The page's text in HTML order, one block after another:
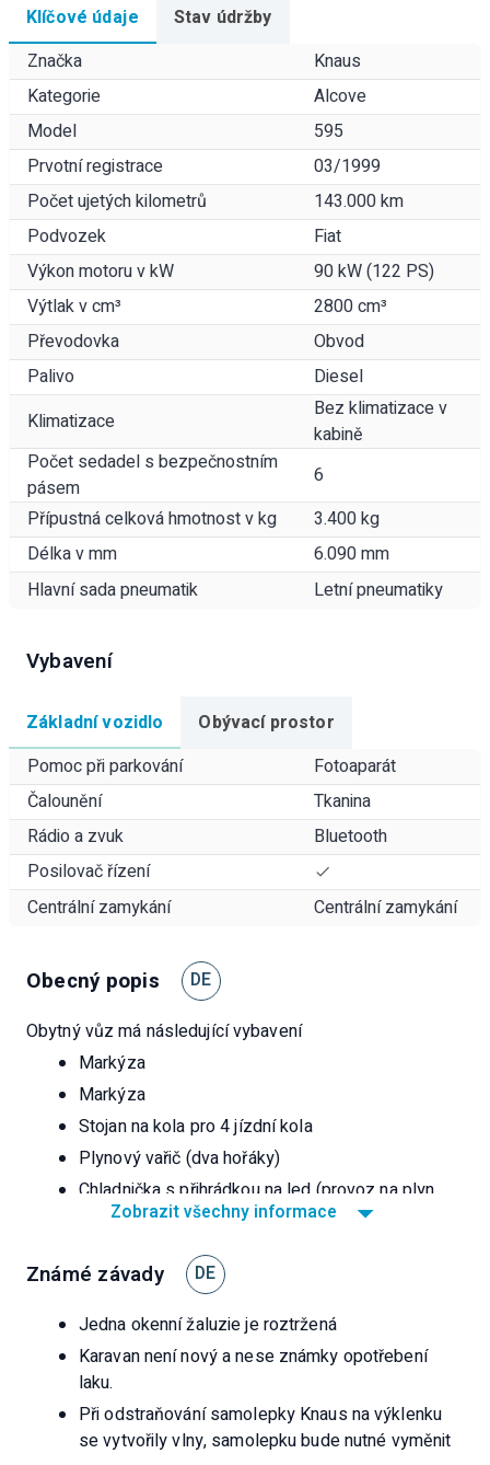
Klíčové údaje
Stav údržby
Značka
Knaus
Kategorie
Alcove
Model
595
Prvotní registrace
03/1999
Počet ujetých kilometrů
143.000 km
Podvozek
Fiat
Výkon motoru v kW
90 kW (122 PS)
Výtlak v cm³
2800 cm³
Převodovka
Obvod
Palivo
Diesel
Klimatizace
Bez klimatizace v
kabině
Počet sedadel s bezpečnostním
pásem
6
Přípustná celková hmotnost v kg
3.400 kg
Délka v mm
6.090 mm
Hlavní sada pneumatik
Letní pneumatiky
Vybavení
Základní vozidlo
Obývací prostor
Pomoc při parkování
Fotoaparát
Čalounění
Tkanina
Rádio a zvuk
Bluetooth
Posilovač řízení
Centrální zamykání
Centrální zamykání
Obecný popis DE
Obytný vůz má následující vybavení
Markýza
Markýza
Stojan na kola pro 4 jízdní kola
Plynový vařič (dva hořáky)
Chladnička s přihrádkou na led (provoz na plyn,
baterii nebo na břehu)
cirkulace vzduchu)
Letní pneumatiky s velmi dobrým vzorkem
Solární systém s regulátorem nabíjení a palubní
baterií
Pro novou technickou prohlídku byla vyměněna ložiska
předních kol. Kromě toho byl každý rok měněn olej a
Zobrazit všechny informace
Známé závady DE
Jedna okenní žaluzie je roztržená
Karavan není nový a nese známky opotřebení
laku.
Při odstraňování samolepky Knaus na výklenku
se vytvořily vlny, samolepku bude nutné vyměnit